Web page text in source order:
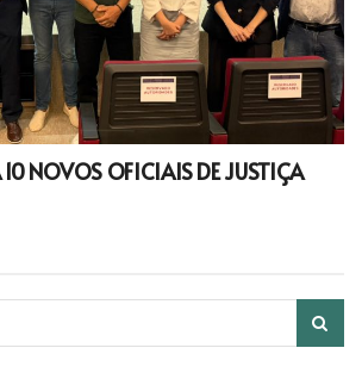
NOVOS OFICIAIS DE JUSTIÇA